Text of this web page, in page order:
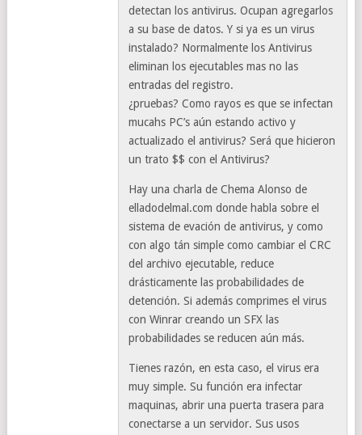
detectan los antivirus. Ocupan agregarlos
a su base de datos. Y si ya es un virus
instalado? Normalmente los Antivirus
eliminan los ejecutables mas no las
entradas del registro.
¿pruebas? Como rayos es que se infectan
mucahs PC’s aún estando activo y
actualizado el antivirus? Será que hicieron
un trato $$ con el Antivirus?
Hay una charla de Chema Alonso de
elladodelmal.com donde habla sobre el
sistema de evación de antivirus, y como
con algo tán simple como cambiar el CRC
del archivo ejecutable, reduce
drásticamente las probabilidades de
detención. Si además comprimes el virus
con Winrar creando un SFX las
probabilidades se reducen aún más.
Tienes razón, en esta caso, el virus era
muy simple. Su función era infectar
maquinas, abrir una puerta trasera para
conectarse a un servidor. Sus usos